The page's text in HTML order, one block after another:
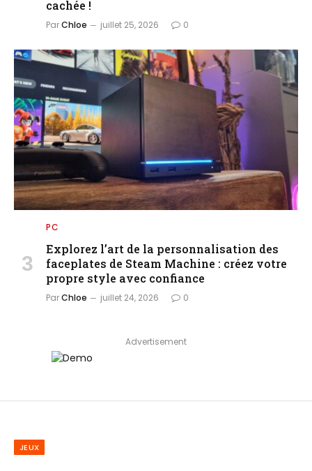
cachée !
ParChloe juillet 25, 2026 0
PC
Explorez l’art de la personnalisation des
faceplates de Steam Machine : créez votre
propre style avec confiance
ParChloe juillet 24, 2026 0
Advertisement
JEUX